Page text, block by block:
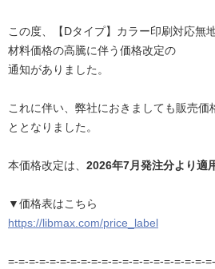
この度、【Dタイプ】カラー印刷対応無
材料価格の高騰に伴う価格改定の
通知がありました。
これに伴い、弊社におきましても販売価
ととなりました。
本価格改定は、 2026年7月発注分より適
▼価格表はこちら
https://libmax.com/price_label
=-=-=-=-=-=-=-=-=-=-=-=-=-=-=-=-=-=-=-